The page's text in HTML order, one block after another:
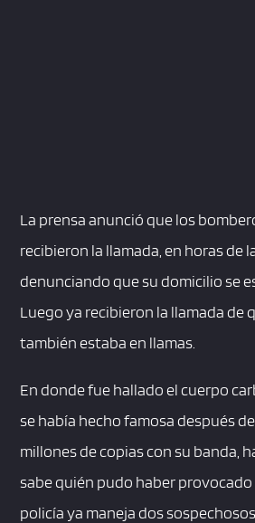
La prensa anunció que los
recibieron la llamada, en horas de
denunciando que su domicilio se
Luego ya recibieron la llamada de
también estaba en llamas.
En donde fue hallado el cuerpo
se había hecho famosa después
millones de copias con su banda,
sabe quién pudo haber provocado
policía ya maneja dos sospechosos.